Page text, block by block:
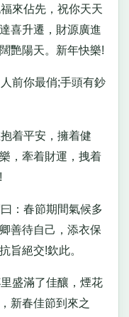
來佔先，祝你天天
喜升遷，財源廣進
艷陽天。新年快樂!
前你最俏;手頭有鈔
着平安，擁着健
，牽着財運，拽着
：春節期間氣候多
善待自己，添衣保
旨絕交!欽此。
盛滿了佳釀，煙花
新春佳節到來之